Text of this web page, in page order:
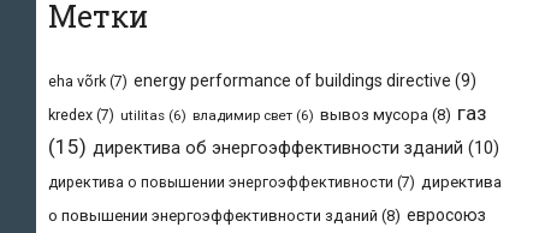
Метки
eha võrk (7) energy performance of buildings directive (9)
kredex (7) utilitas (6) владимир свет (6) вывоз мусора (8) газ
(15) директива об энергоэффективности зданий (10)
директива о повышении энергоэффективности (7) директива
о повышении энергоэффективности зданий (8) евросоюз